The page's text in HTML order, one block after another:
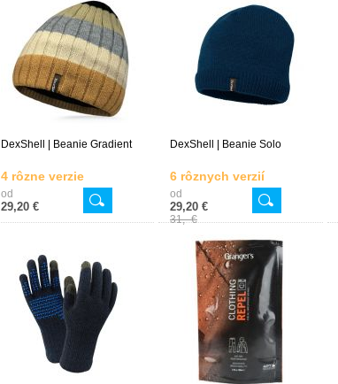
DexShell | Beanie Gradient
4 rôzne verzie
od
29,20 €
DexShell | Beanie Solo
6 rôznych verzií
od
29,20 €
31,- €